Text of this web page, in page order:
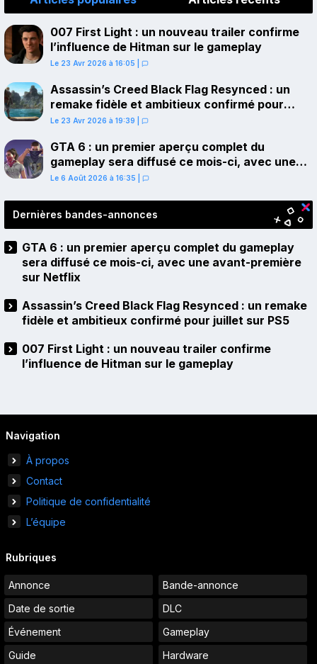
007 First Light : un nouveau trailer confirme
l’influence de Hitman sur le gameplay
Le 23 Avr 2026 à 16:05
Assassin’s Creed Black Flag Resynced : un
remake fidèle et ambitieux confirmé pour
juillet sur PS5
Le 23 Avr 2026 à 19:39
GTA 6 : un premier aperçu complet du
gameplay sera diffusé ce mois-ci, avec une
avant-première sur Netflix
Le 6 Août 2026 à 16:35
Dernières bandes-annonces
GTA 6 : un premier aperçu complet du gameplay
sera diffusé ce mois-ci, avec une avant-première
sur Netflix
Assassin’s Creed Black Flag Resynced : un remake
fidèle et ambitieux confirmé pour juillet sur PS5
007 First Light : un nouveau trailer confirme
l’influence de Hitman sur le gameplay
Navigation
À propos
Contact
Politique de confidentialité
L’équipe
Rubriques
Annonce
Bande-annonce
Date de sortie
DLC
Événement
Gameplay
Guide
Hardware